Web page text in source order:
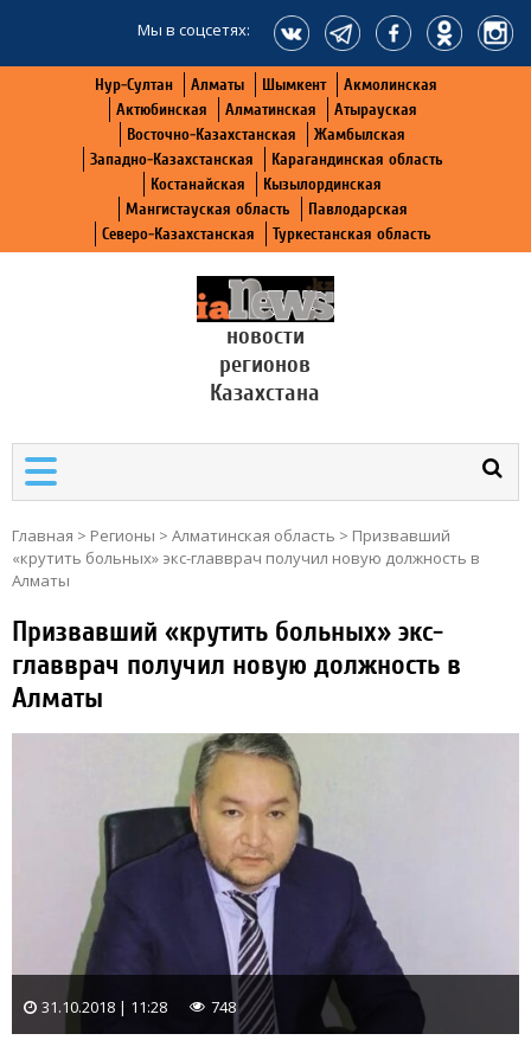
Мы в соцсетях:
Нур-Султан Алматы Шымкент
Акмолинская
Актюбинская
Алматинская
Атырауская
Восточно-Казахстанская
Жамбылская
Западно-Казахстанская
Карагандинская область
Костанайская
Кызылординская
Мангистауская область
Павлодарская
Северо-Казахстанская
Туркестанская область
новости
регионов
Казахстана
Главная > Регионы > Алматинская область > Призвавший
«крутить больных» экс-главврач получил новую должность в
Алматы
Призвавший «крутить больных» экс-
главврач получил новую должность в
Алматы
31.10.2018 | 11:28 748